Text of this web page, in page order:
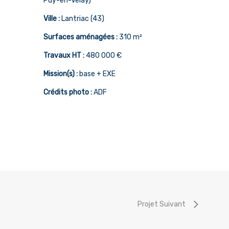
Ville :Lantriac (43)
Surfaces aménagées :310 m²
Travaux HT :480 000 €
Mission(s) :base + EXE
Crédits photo :ADF
Projet Suivant